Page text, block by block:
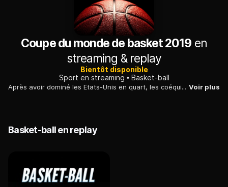
Coupe du monde de basket 2019 en
streaming & replay
Bientôt disponible
Sport en streaming
Basket-ball
Après avoir dominé les Etats-Unis en quart, les coéquipiers de Rudy Gobert affrontent les Argentins, qui ont pour leur part éliminé les Serbes au tour précédent. Voir plus
Basket-ball en replay